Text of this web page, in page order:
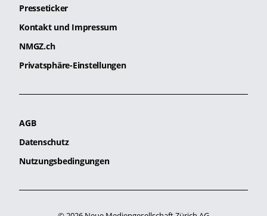
Presseticker
Kontakt und Impressum
NMGZ.ch
Privatsphäre-Einstellungen
AGB
Datenschutz
Nutzungsbedingungen